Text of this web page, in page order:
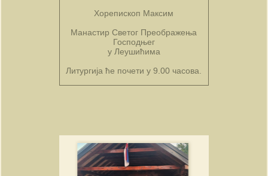
Хорепископ Максим
Манастир Светог Преображења
Господњег
у Леушићима
Литургија ће почети у 9.00 часова.